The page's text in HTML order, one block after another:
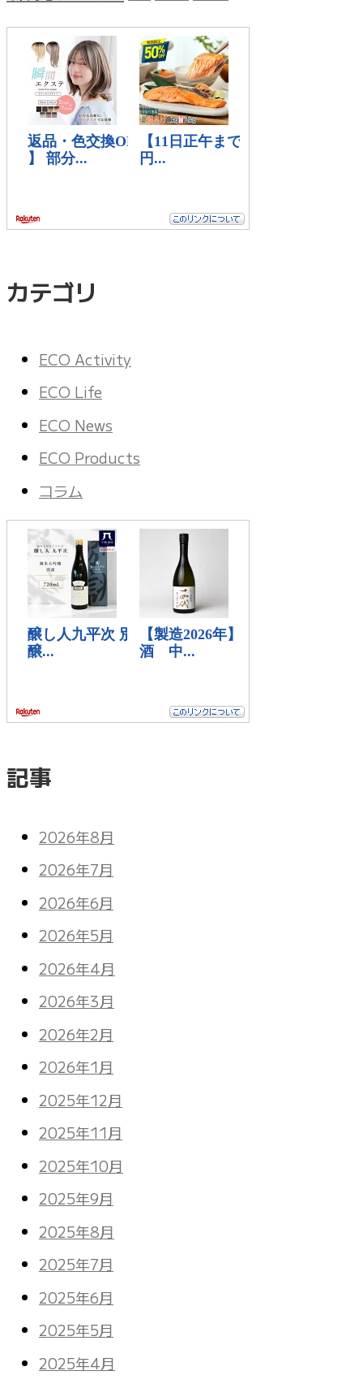
カテゴリ
ECO Activity
ECO Life
ECO News
ECO Products
コラム
記事
2026年8月
2026年7月
2026年6月
2026年5月
2026年4月
2026年3月
2026年2月
2026年1月
2025年12月
2025年11月
2025年10月
2025年9月
2025年8月
2025年7月
2025年6月
2025年5月
2025年4月